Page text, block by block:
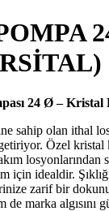
24 Ø – Kristal
sahip olan ithal
Özel kristal
losyonlarından
için idealdir.
zarif bir
de marka algısını